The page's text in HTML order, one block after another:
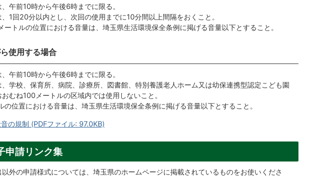
午前10時から午後6時までに限る。
1回20分以内とし、次回の使用までに10分間以上間隔をおくこと。
ートルの位置における音量は、埼玉県生活環境保全条例に掲げる音量以下とすること。
使用する場合
午前10時から午後6時までに限る。
学校、保育所、病院、診療所、図書館、特別養護老人ホーム又は幼保連携型認定こども園
むね100メートルの区域内では使用しないこと。
の位置における音量は、埼玉県生活環境保全条例に掲げる音量以下とすること。
の規制 (PDFファイル: 97.0KB)
申請リンク集
外の申請様式については、埼玉県のホームページに掲載されているものをお使いくださ